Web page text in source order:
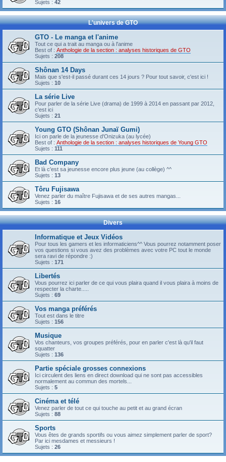
Sujets : 42
L'univers de GTO
GTO - Le manga et l'anime
Tout ce qui a trait au manga ou à l'anime
Best of : Anthologie de la section : analyses historiques de GTO
Sujets : 208
Shônan 14 Days
Mais que s'est-il passé durant ces 14 jours ? Pour tout savoir, c'est ici !
Sujets : 10
La série Live
Pour parler de la série Live (drama) de 1999 à 2014 en passant par 2012,
c'est ici
Sujets : 21
Young GTO (Shônan Junaï Gumi)
Ici on parle de la jeunesse d'Onizuka (au lycée)
Best of : Anthologie de la section : analyses historiques de Young GTO
Sujets : 111
Bad Company
Et là c'est sa jeunesse encore plus jeune (au collège) ^^
Sujets : 13
Tôru Fujisawa
Venez parler du maître Fujisawa et de ses autres mangas...
Sujets : 16
Divers
Informatique et Jeux Vidéos
Pour tous les gamers et les informaticiens^^ Vous pourrez notamment poser
vos questions si vous avez des problèmes avec votre PC tout le monde
sera ravi de répondre :)
Sujets : 171
Libertés
Vous pourrez ici parler de ce qui vous plaira quand il vous plaira à moins de
respecter la charte.....
Sujets : 69
Vos manga préférés
Tout est dans le titre
Sujets : 156
Musique
Vos chanteurs, vos groupes préférés, pour en parler c'est là qu'il faut
squatter
Sujets : 136
Partie spéciale grosses connexions
Ici circulent des liens en direct download qui ne sont pas accessibles
normalement au commun des mortels...
Sujets : 5
Cinéma et télé
Venez parler de tout ce qui touche au petit et au grand écran
Sujets : 88
Sports
Vous êtes de grands sportifs ou vous aimez simplement parler de sport?
Par ici mesdames et messieurs !
Sujets : 26